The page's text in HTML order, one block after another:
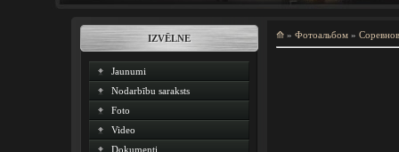
IZVĒLNE
Jaunumi
Nodarbību saraksts
Foto
Video
Dokumenti
⟰ » Фотоальбом »